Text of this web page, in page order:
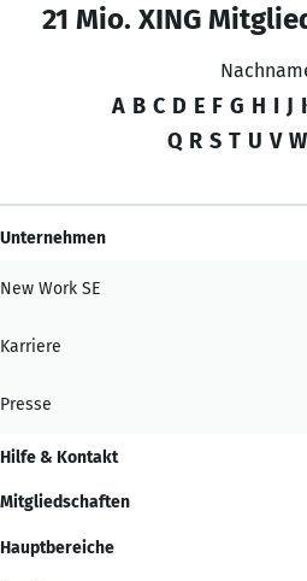
21 Mio. XING
A B C D E F G H I J
Q R S T U V W
Unternehmen
New Work SE
Karriere
Presse
Hilfe & Kontakt
Mitgliedschaften
Hauptbereiche